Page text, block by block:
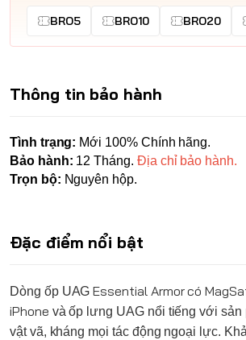
BRO5 BRO10 BRO20
Thông tin bảo hành
Tình trạng: Mới 100% Chính hãng.
Bảo hành: 12 Tháng. Địa chỉ bảo hành.
Trọn bộ: Nguyên hộp.
Đặc điểm nổi bật
Dòng ốp UAG Essential Armor có
iPhone và ốp lưng UAGnổi tiếng với sản
vật vã, kháng mọi tác động ngoại lực.